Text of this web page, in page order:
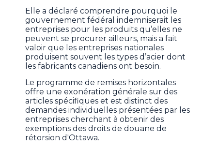
Elle a déclaré comprendre pourquoi le
gouvernement fédéral indemniserait les
entreprises pour les produits qu’elles ne
peuvent se procurer ailleurs, mais a fait
valoir que les entreprises nationales
produisent souvent les types d’acier dont
les fabricants canadiens ont besoin.
Le programme de remises horizontales
offre une exonération générale sur des
articles spécifiques et est distinct des
demandes individuelles présentées par les
entreprises cherchant à obtenir des
exemptions des droits de douane de
rétorsion d'Ottawa.